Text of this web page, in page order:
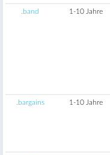
.band 1-10 Jahre
.bargains 1-10 Jahre